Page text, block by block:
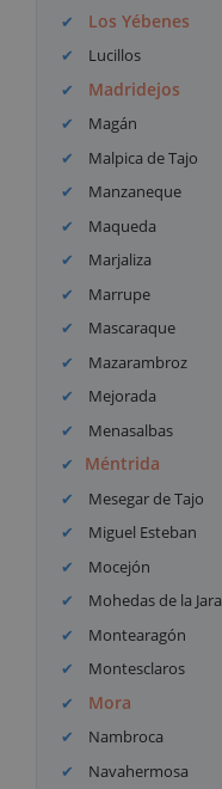
Los Yébenes
Lucillos
Madridejos
Magán
Malpica de Tajo
Manzaneque
Maqueda
Marjaliza
Marrupe
Mascaraque
Mazarambroz
Mejorada
Menasalbas
Méntrida
Mesegar de Tajo
Miguel Esteban
Mocejón
Mohedas de la Jara
Montearagón
Montesclaros
Mora
Nambroca
Navahermosa